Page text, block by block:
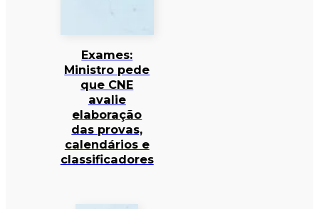
Exames:
Ministro pede
que CNE
avalie
elaboração
das provas,
calendários e
classificadores